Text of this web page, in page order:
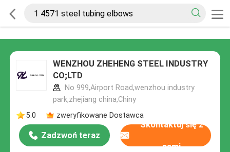
WENZHOU ZHEHENG STEEL INDUSTRY
CO;LTD
No 999,Airport Road,wenzhou industry
park,zhejiang china,Chiny
5.0
zweryfikowane Dostawca
Zadzwoń teraz
Skontaktuj się z
nami